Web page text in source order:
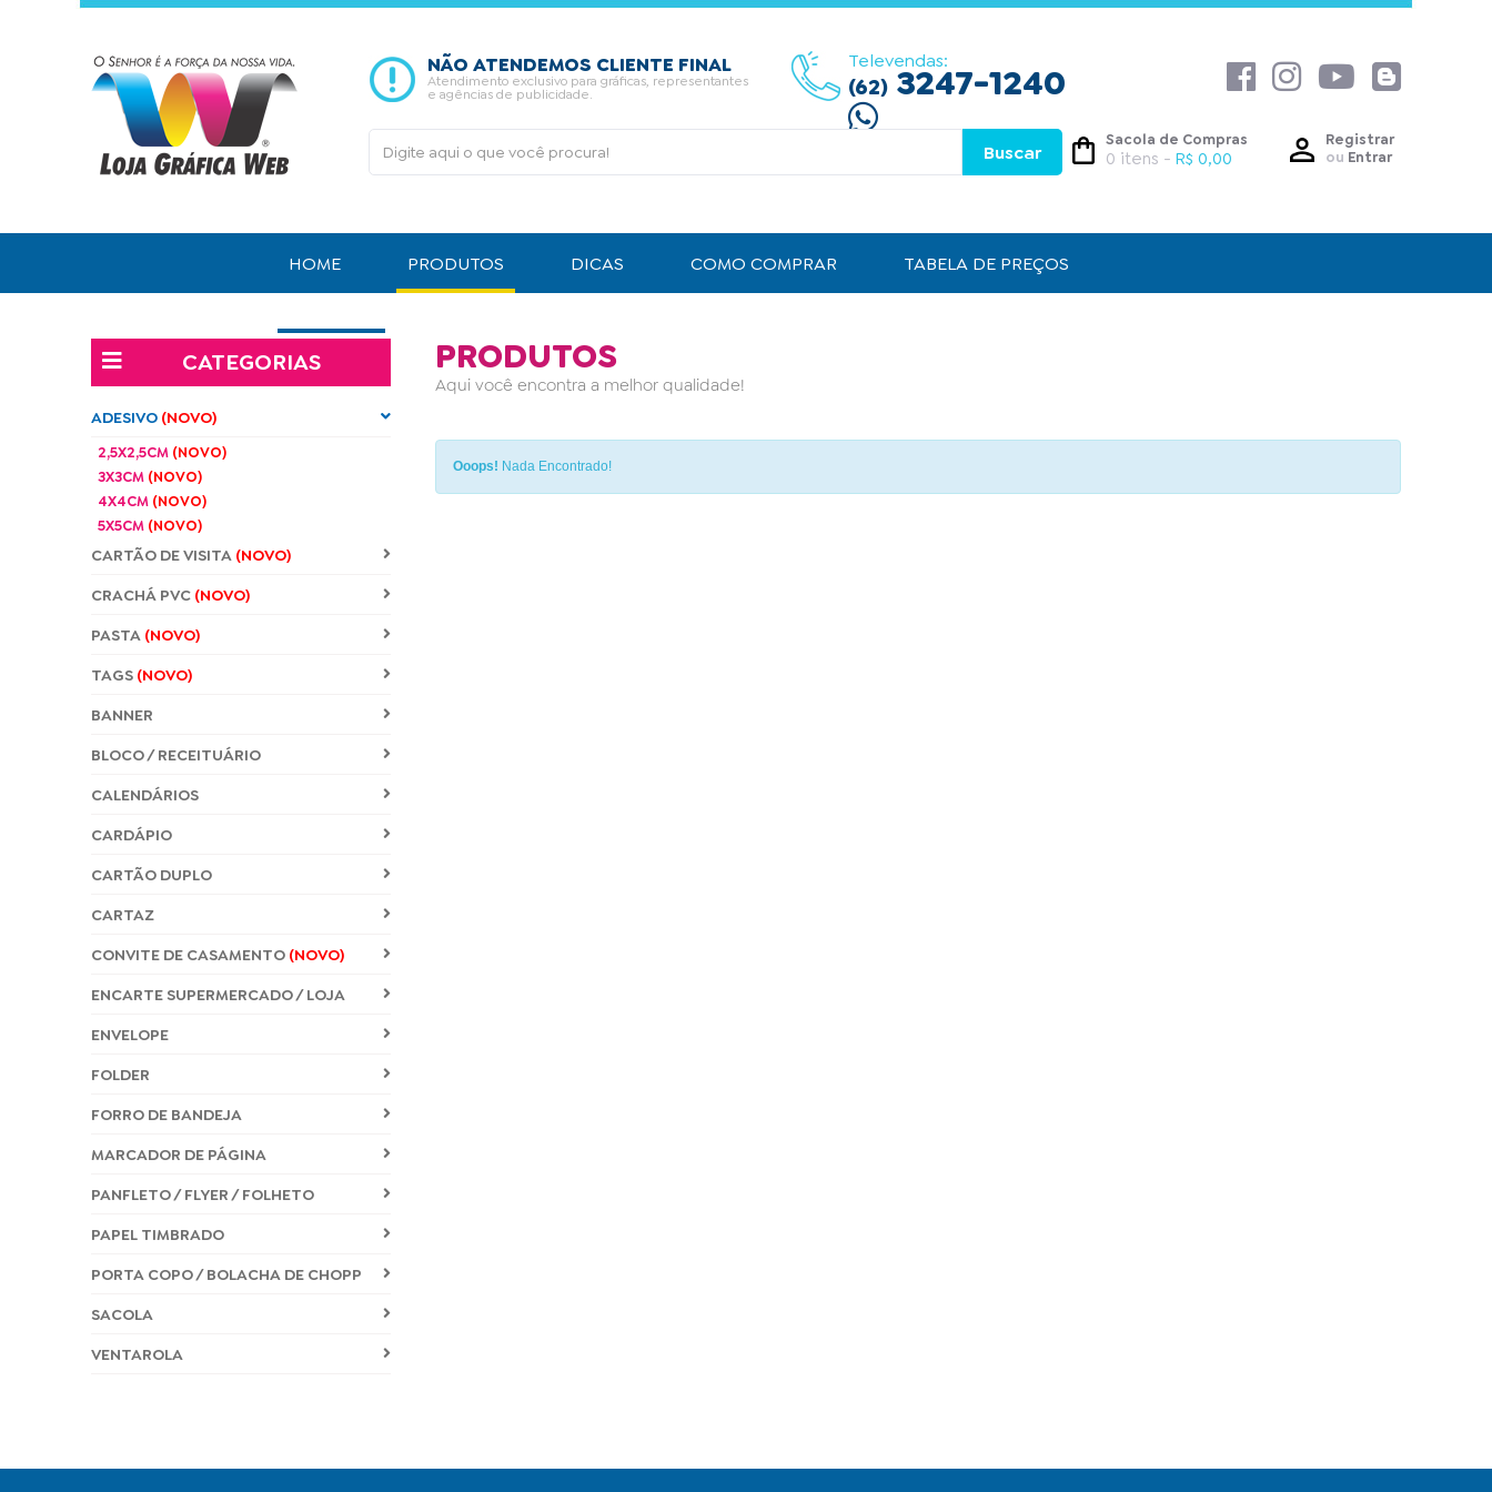
NÃO ATENDEMOS CLIENTE FINAL
Atendimento exclusivo para gráficas, representantes
e agências de publicidade.
Televendas:
(62) 3247-1240
Sacola de Compras
0 itens - R$ 0,00
Registrar
ou Entrar
HOME PRODUTOS DICAS COMO COMPRAR
TABELA DE PREÇOS
CATEGORIAS
ADESIVO (NOVO)
2,5X2,5CM (NOVO)
3X3CM (NOVO)
4X4CM (NOVO)
5X5CM (NOVO)
CARTÃO DE VISITA (NOVO)
CRACHÁ PVC (NOVO)
PASTA (NOVO)
TAGS (NOVO)
BANNER
BLOCO / RECEITUÁRIO
CALENDÁRIOS
CARDÁPIO
CARTÃO DUPLO
CARTAZ
CONVITE DE CASAMENTO (NOVO)
ENCARTE SUPERMERCADO / LOJA
ENVELOPE
FOLDER
FORRO DE BANDEJA
MARCADOR DE PÁGINA
PANFLETO / FLYER / FOLHETO
PAPEL TIMBRADO
PORTA COPO / BOLACHA DE CHOPP
SACOLA
VENTAROLA
PRODUTOS
Aqui você encontra a melhor qualidade!
Ooops! Nada Encontrado!